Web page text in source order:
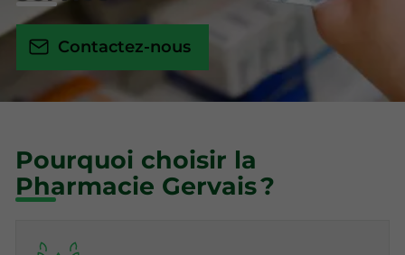
Contactez-nous
Pourquoi choisir la
Pharmacie Gervais ?